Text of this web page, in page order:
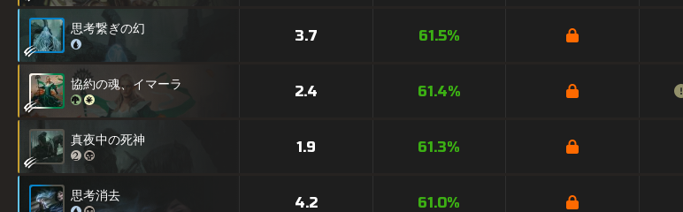
思考繋ぎの幻 3.7 61.5%
協約の魂、イマーラ 2.4 61.4%
真夜中の死神 1.9 61.3%
思考消去 4.2 61.0%